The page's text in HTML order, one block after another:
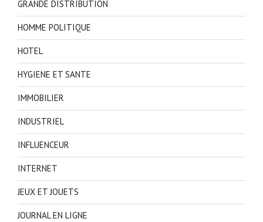
GRANDE DISTRIBUTION
HOMME POLITIQUE
HOTEL
HYGIENE ET SANTE
IMMOBILIER
INDUSTRIEL
INFLUENCEUR
INTERNET
JEUX ET JOUETS
JOURNAL EN LIGNE